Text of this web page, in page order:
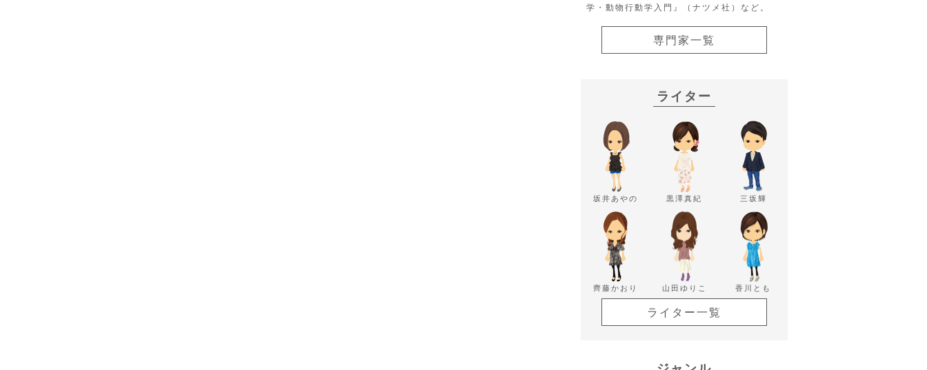
学・動物行動学入門』（ナツメ社）など。
専門家一覧
ライター
坂井あやの 黒澤真紀 三坂輝
齊藤かおり 山田ゆりこ 香川とも
ライター一覧